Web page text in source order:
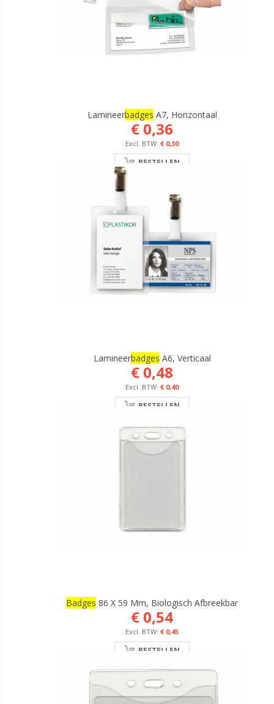
LamineerBadges A7, Horizontaal
€ 0,36
€ 0,30
BESTELLEN
LamineerBadges A6, Verticaal
€ 0,48
€ 0,40
BESTELLEN
Badges 86 X 59 Mm, Biologisch Afbreekbar
€ 0,54
€ 0,45
BESTELLEN